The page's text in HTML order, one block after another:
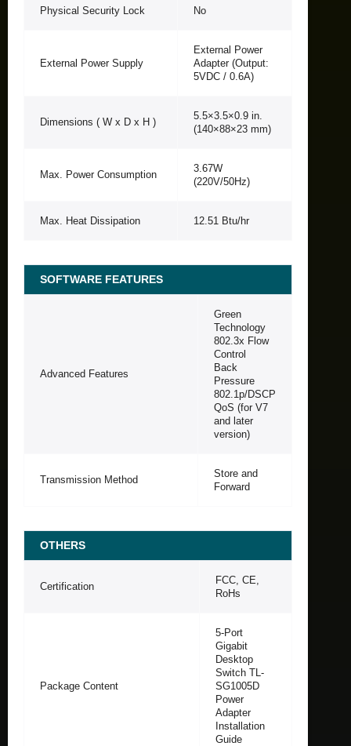
Physical Security Lock No
External Power Supply
External Power
Adapter (Output:
5VDC / 0.6A)
Dimensions ( W x D x H )
5.5×3.5×0.9 in.
(140×88×23 mm)
Max. Power Consumption
3.67W
(220V/50Hz)
Max. Heat Dissipation 12.51 Btu/hr
SOFTWARE FEATURES
Advanced Features
Green
Technology
802.3x Flow
Control
Back
Pressure
802.1p/DSCP
QoS (for V7
and later
version)
Transmission Method
Store and
Forward
OTHERS
Certification
FCC, CE,
RoHs
Package Content
5-Port
Gigabit
Desktop
Switch TL-
SG1005D
Power
Adapter
Installation
Guide